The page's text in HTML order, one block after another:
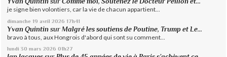
je signe bien volontiers, car la vie de chacun appartient...
dimanche 19 avril 2026 17h41
Yvan Quintin surMalgré les soutiens de Poutine, Trump et Le...
bravo à tous, aux Hongrois d'abord qui sont su comment...
lundi 30 mars 2026 01h27